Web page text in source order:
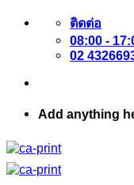
ข้าม
เนื้อหา
ติดต่อ
08:00 -
02
Add anything